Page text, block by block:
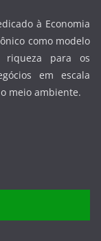
à Economia
como modelo
riqueza para os
em escala
meio ambiente.